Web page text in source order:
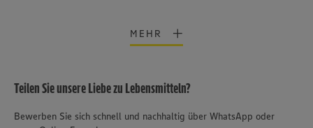
MEHR
Teilen Sie unsere Liebe zu Lebensmitteln?
Bewerben Sie sich schnell und nachhaltig über WhatsApp oder